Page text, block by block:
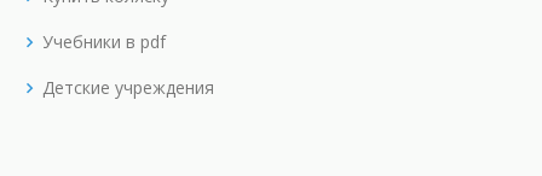
Учебники в pdf
Детские учреждения